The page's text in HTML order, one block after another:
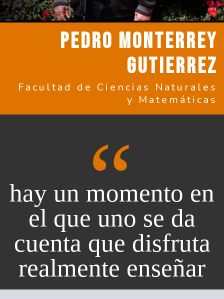
PEDRO MONTERREY
GUTIERREZ
Facultad de Ciencias Naturales
y Matemáticas
hay un momento en
el que uno se da
cuenta que disfruta
realmente enseñar